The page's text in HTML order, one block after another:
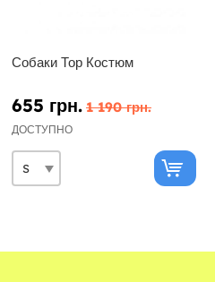
Собаки Тор Костюм
655 грн. 1 190 грн.
ДОСТУПНО